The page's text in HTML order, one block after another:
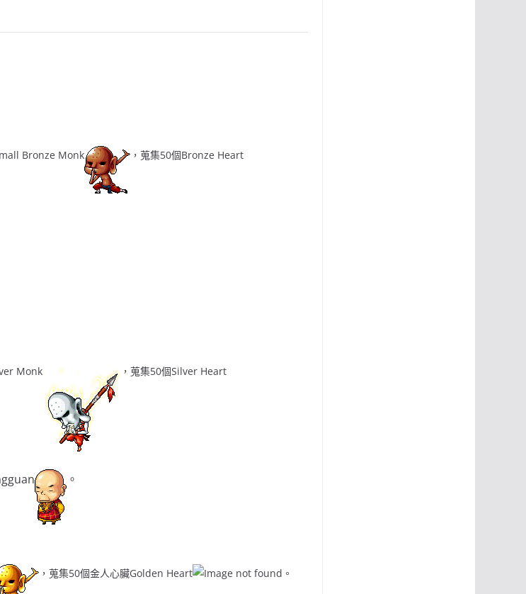
Bronze Monk ，蒐集50個Bronze Heart
Monk ，蒐集50個Silver Heart
。
，蒐集50個金人心臟Golden Heart 。